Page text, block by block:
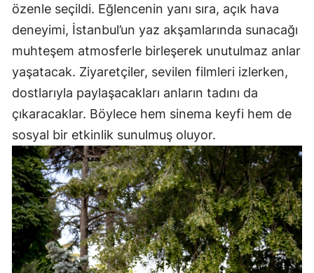
özenle seçildi. Eğlencenin yanı sıra, açık hava
deneyimi, İstanbul’un yaz akşamlarında sunacağı
muhteşem atmosferle birleşerek unutulmaz anlar
yaşatacak. Ziyaretçiler, sevilen filmleri izlerken,
dostlarıyla paylaşacakları anların tadını da
çıkaracaklar. Böylece hem sinema keyfi hem de
sosyal bir etkinlik sunulmuş oluyor.